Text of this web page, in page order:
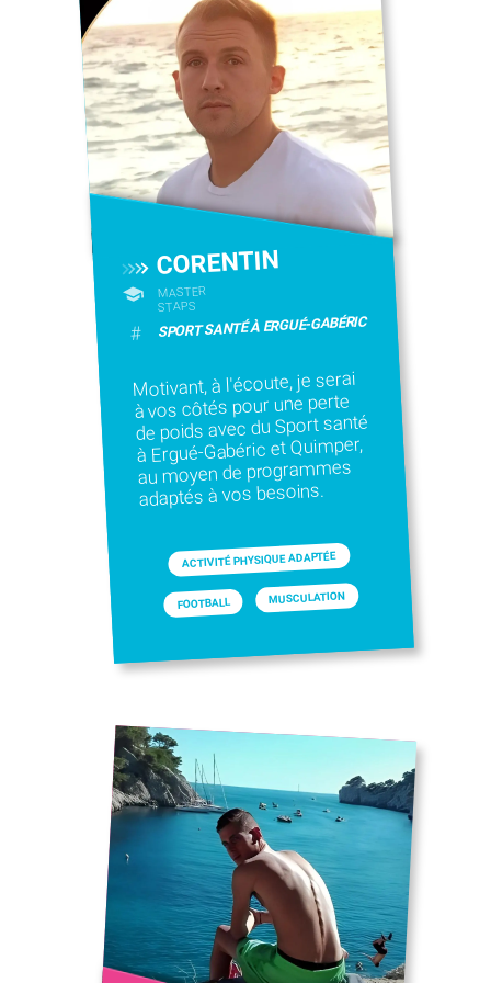
CORENTIN
MASTER
STAPS
# SPORT SANTÉ À ERGUÉ-GABÉRIC
Motivant, à l'écoute, je serai
à vos côtés pour une perte
de poids avec du Sport santé
à Ergué-Gabéric et Quimper,
au moyen de programmes
adaptés à vos besoins.
ACTIVITÉ PHYSIQUE ADAPTÉE
FOOTBALL MUSCULATION